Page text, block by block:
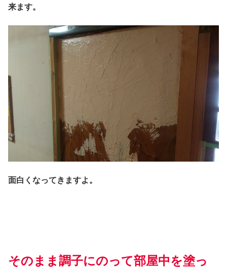
来ます。
面白くなってきますよ。
そのまま調子にのって部屋中を塗っ